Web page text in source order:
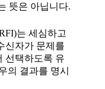
뜻은 아닙니다.
는 세심하고
신자가 문제를
선택하도록 유
의 결과를 명시